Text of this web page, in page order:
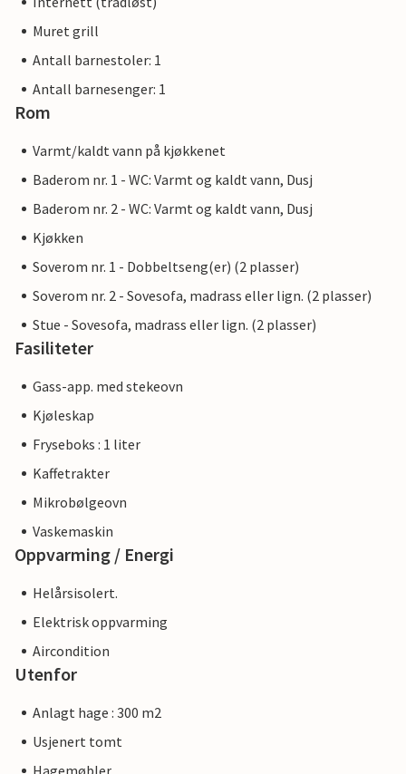
Muret grill
Antall barnestoler: 1
Antall barnesenger: 1
Rom
Varmt/kaldt vann på kjøkkenet
Baderom nr. 1 - WC: Varmt og kaldt vann, Dusj
Baderom nr. 2 - WC: Varmt og kaldt vann, Dusj
Kjøkken
Soverom nr. 1 - Dobbeltseng(er) (2 plasser)
Soverom nr. 2 - Sovesofa, madrass eller lign. (2 plasser)
Stue - Sovesofa, madrass eller lign. (2 plasser)
Fasiliteter
Gass-app. med stekeovn
Kjøleskap
Fryseboks : 1 liter
Kaffetrakter
Mikrobølgeovn
Vaskemaskin
Oppvarming / Energi
Helårsisolert.
Elektrisk oppvarming
Aircondition
Utenfor
Anlagt hage : 300 m2
Usjenert tomt